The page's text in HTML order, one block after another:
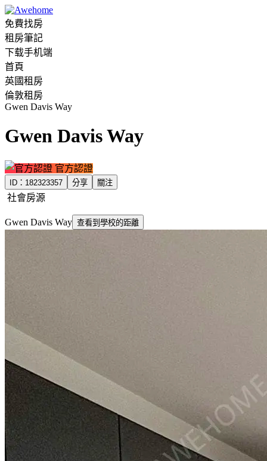
免費找房
租房筆記
下载手机端
首頁
英國租房
倫敦租房
Gwen Davis Way
Gwen Davis Way
官方認證
ID： 182323357 分享 關注
社會房源
Gwen Davis Way 查看到學校的距離